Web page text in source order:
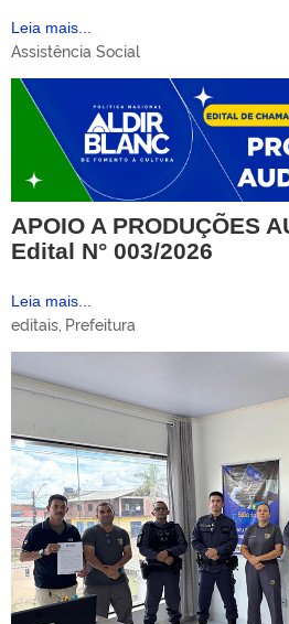
Leia mais...
Assistência Social
APOIO A PRODUÇÕES
Edital N° 003/2026
Leia mais...
editais Prefeitura